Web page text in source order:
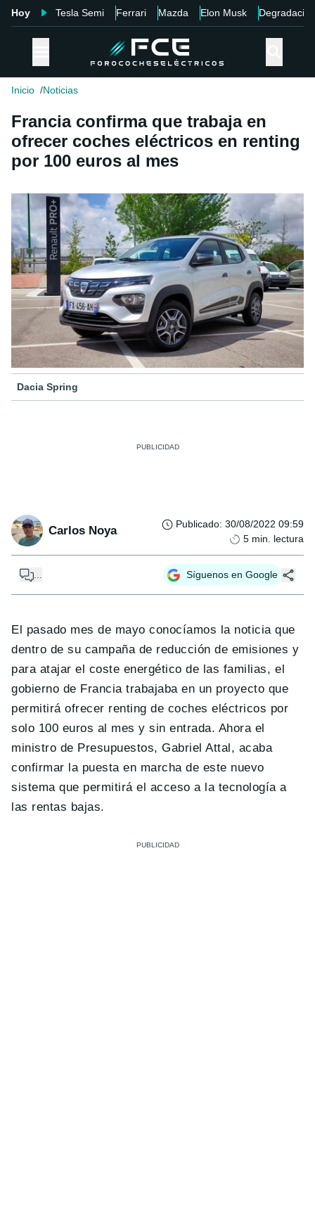
Hoy Tesla Semi Ferrari Mazda Elon Musk Degradación
Inicio Noticias
Francia confirma que trabaja en
ofrecer coches eléctricos en renting
por 100 euros al mes
Dacia Spring
Carlos Noya Publicado: 30/08/2022 09:59
5 min. lectura
Síguenos en Google
El pasado mes de mayo conocíamos la noticia que
dentro de su campaña de reducción de emisiones y
para atajar el coste energético de las familias, el
gobierno de Francia trabajaba en un proyecto que
permitirá ofrecer renting de coches eléctricos por
solo 100 euros al mes y sin entrada. Ahora el
ministro de Presupuestos, Gabriel Attal, acaba
confirmar la puesta en marcha de este nuevo
sistema que permitirá el acceso a la tecnología a
las rentas bajas.